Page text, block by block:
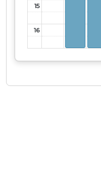
15
16